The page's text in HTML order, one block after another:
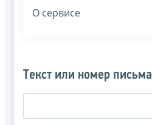
О сервисе
Текст или номер письма